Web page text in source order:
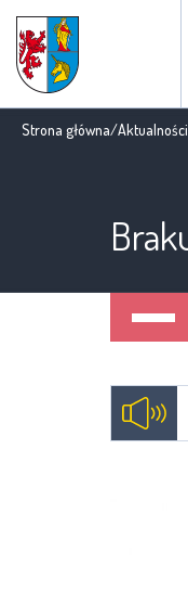
Strona główna/Aktualności